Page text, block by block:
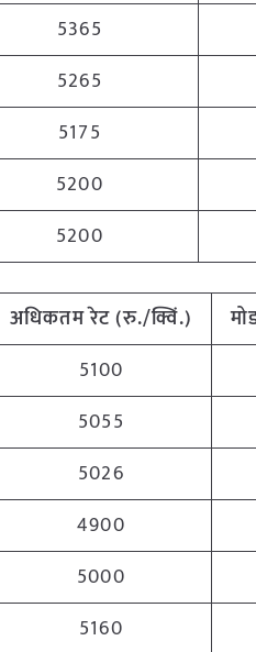
5365
5265
5175
5200
5200
अधिकतमरेट (रु./क्विं.)
5100
5055
5026
4900
5000
5160